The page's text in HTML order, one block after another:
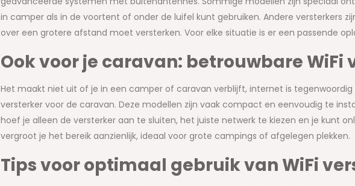
in camper als in de voortent of onder de luifel kunt gebruiken. Andere versterkers
over een grotere afstand moet versterken. Voor elke situatie is er een passende
Ook voor je caravan: betrouwbare
Het maakt niet uit of je in een camper of caravan verblijft, internet is tegenwoordig
versterker voor de caravan. Deze modellen zijn vaak compact en eenvoudig te
hoef je alleen de versterker aan te sluiten, het juiste netwerk te kiezen en je kunt
vergroot je het bereik aanzienlijk, ideaal voor grote campings of afgelegen plekken.
Tips voor optimaal gebruik van WiFi